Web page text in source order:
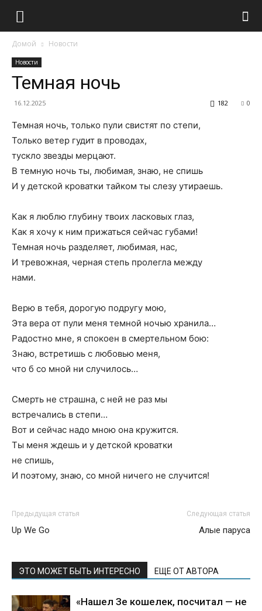
Домой Новости
Новости
Темная ночь
16.12.2025 0
182
Темная ночь, только пули свистят по степи,
Только ветер гудит в проводах,
тускло звезды мерцают.
В темную ночь ты, любимая, знаю, не спишь
И у детской кроватки тайком ты слезу утираешь.
Как я люблю глубину твоих ласковых глаз,
Как я хочу к ним прижаться сейчас губами!
Темная ночь разделяет, любимая, нас,
И тревожная, черная степь пролегла между
нами.
Верю в тебя, дорогую подругу мою,
Эта вера от пули меня темной ночью хранила…
Радостно мне, я спокоен в смертельном бою:
Знаю, встретишь с любовью меня,
что б со мной ни случилось…
Смерть не страшна, с ней не раз мы
встречались в степи…
Вот и сейчас надо мною она кружится.
Ты меня ждешь и у детской кроватки
не спишь,
И поэтому, знаю, со мной ничего не случится!
Предыдущая статья
Up We Go
Следующая статья
Алые паруса
ЭТО МОЖЕТ БЫТЬ ИНТЕРЕСНО ЕЩЕ ОТ АВТОРА
«Нашел Зе кошелек, посчитал — не